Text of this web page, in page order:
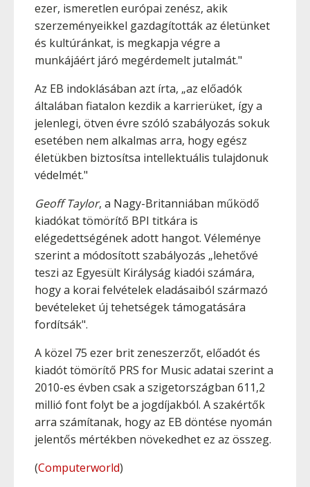
ezer, ismeretlen európai zenész, akik
szerzeményeikkel gazdagították az életünket
és kultúránkat, is megkapja végre a
munkájáért járó megérdemelt jutalmát."
Az EB indoklásában azt írta, „az előadók
általában fiatalon kezdik a karrierüket, így a
jelenlegi, ötven évre szóló szabályozás sokuk
esetében nem alkalmas arra, hogy egész
életükben biztosítsa intellektuális tulajdonuk
védelmét."
Geoff Taylor, a Nagy-Britanniában működő
kiadókat tömörítő BPI titkára is
elégedettségének adott hangot. Véleménye
szerint a módosított szabályozás „lehetővé
teszi az Egyesült Királyság kiadói számára,
hogy a korai felvételek eladásaiból származó
bevételeket új tehetségek támogatására
fordítsák".
A közel 75 ezer brit zeneszerzőt, előadót és
kiadót tömörítő PRS for Music adatai szerint a
2010-es évben csak a szigetországban 611,2
millió font folyt be a jogdíjakból. A szakértők
arra számítanak, hogy az EB döntése nyomán
jelentős mértékben növekedhet ez az összeg.
(Computerworld)